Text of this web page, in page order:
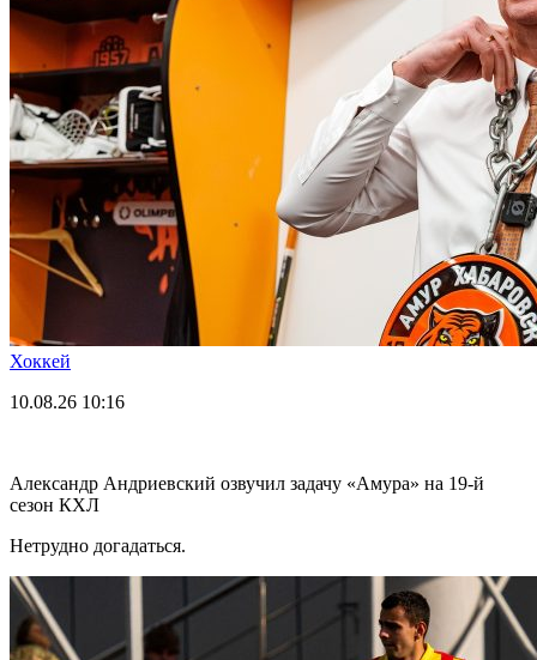
Хоккей
10.08.26 10:16
Александр Андриевский озвучил задачу «Амура» на 19-й
сезон КХЛ
Нетрудно догадаться.